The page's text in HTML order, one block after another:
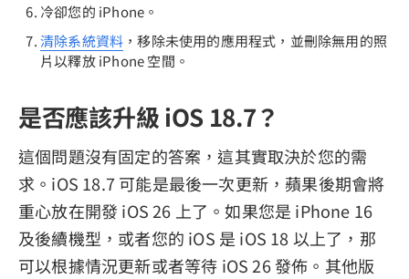
冷卻您的 iPhone。
清除系統資料 ，移除未使用的應用程式，並刪除無用的照
片以釋放 iPhone 空間。
是否應該升級 iOS 18.7？
這個問題沒有固定的答案，這其實取決於您的需
求。iOS 18.7 可能是最後一次更新，蘋果後期會將
重心放在開發 iOS 26 上了。如果您是 iPhone 16
及後續機型，或者您的 iOS 是 iOS 18 以上了，那
可以根據情況更新或者等待 iOS 26 發佈。其他版